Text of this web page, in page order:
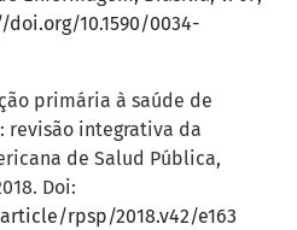
doi.org/10.1590/0034-
primária à saúde de
revisão integrativa da
de Salud Pública,
Doi:
rpsp/2018.v42/e163